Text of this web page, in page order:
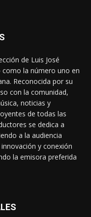
de Luis José
como la número uno en
Reconocida por su
con la comunidad,
noticias y
de todas las
se dedica a
a la audiencia
y conexión
la emisora preferida